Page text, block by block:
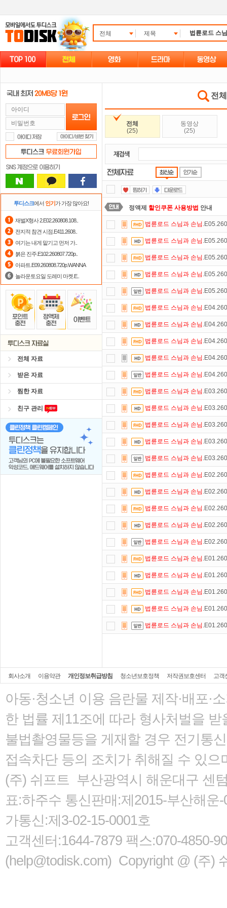
전체 제목
투디스크에서 인기가 가장 많아요!
재벌X형사 2.E02.260808.108..
전지적 참견 시점.E411.2608..
여기는 내게 맡기고 먼저 가..
붉은 진주.E102.260807.720p..
아파트.E09.260808.720p.WANNA
놀라운토요일 도레미 마켓.E..
전체 자료
받은 자료
찜한 자료
친구 관리
전
전체
(25)
동영상
(25)
정액제 할인쿠폰 사용방법 안내
출석체크이벤트!매일매일출석체
포인트할인쿠폰 사용방법안내
자녀보호기능 으로 가족과 함께 투
요즘 뭐가 재밌지?고민되면 눌러봐!
스마트TV로 투디스크영화,드라마,
댓글만 잘써도무료 포인트를 드립
법륜로드 스님과 손님
법륜로드 스님과 손님
법륜로드 스님과 손님
법륜로드 스님과 손님
법륜로드 스님과 손님
법륜로드 스님과 손님
법륜로드 스님과 손님
법륜로드 스님과 손님
법륜로드 스님과 손님
법륜로드 스님과 손님
법륜로드 스님과 손님
법륜로드 스님과 손님
법륜로드 스님과 손님
법륜로드 스님과 손님
법륜로드 스님과 손님
법륜로드 스님과 손님
법륜로드 스님과 손님
법륜로드 스님과 손님
법륜로드 스님과 손님
법륜로드 스님과 손님
법륜로드 스님과 손님
법륜로드 스님과 손님
법륜로드 스님과 손님
법륜로드 스님과 손님
법륜로드 스님과 손님
회사소개 이용약관 개인정보취급방침 청소년보호정책 저작권보호센터 고객
아동·청소년 이용 음란물 제작·배포·
한 법률 제11조에 따라 형사처벌을 받
불법촬영물등을 게재할 경우 전기통
접속차단 등의 조치가 취해질 수 있으
(주) 쉬프트 부산광역시 해운대구 센
표:하주수 통신판매:제2015-부산해
가통신:제3-02-15-0001호
고객센터:1644-7879 팩스:070-4850-
(help@todisk.com) Copyright @ (주)